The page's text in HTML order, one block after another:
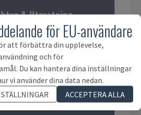
& Utrustning
anläggningstillgångar
för EU-användare
att förbättra din upplevelse,
och för
Du kan hantera dina inställningar
vi använder dina data nedan.
ACCEPTERA ALLA